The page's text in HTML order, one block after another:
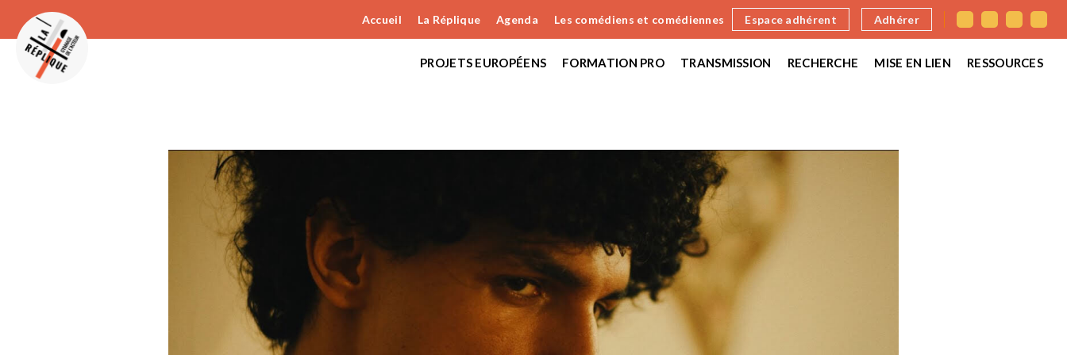
Accueil La Réplique Agenda Les comédiens et comédiennes Espace adhérent Adhérer
PROJETS EUROPÉENS FORMATION PRO TRANSMISSION RECHERCHE MISE EN LIEN RESSOURCES